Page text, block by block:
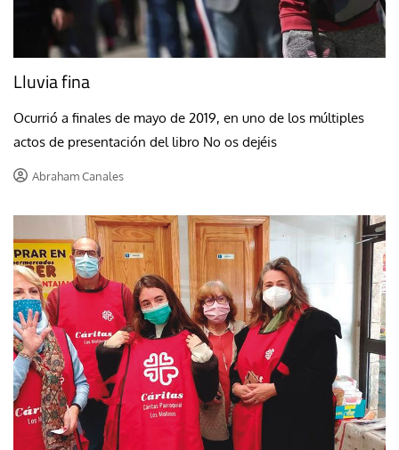
Lluvia fina
Ocurrió a finales de mayo de 2019, en uno de los múltiples
actos de presentación del libro No os dejéis
Abraham Canales